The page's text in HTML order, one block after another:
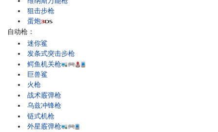
狙击步枪
蛋炮
自动枪：
迷你鲨
发条式突击步枪
鳄鱼机关枪
巨兽鲨
火枪
战术霰弹枪
乌兹冲锋枪
链式机枪
外星霰弹枪